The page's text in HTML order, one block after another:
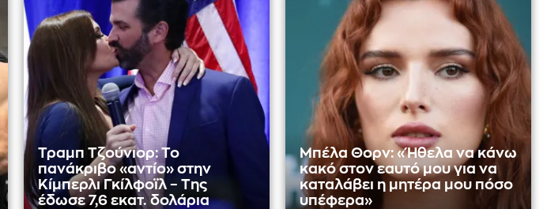
Τραμπ Τζούνιορ: Το
πανάκριβο «αντίο» στην
Κίμπερλι Γκίλφοϊλ – Της
έδωσε 7,6 εκατ. δολάρια
Μπέλα Θορν: «Ήθελα να κάνω
κακό στον εαυτό μου για να
καταλάβει η μητέρα μου πόσο
υπέφερα»